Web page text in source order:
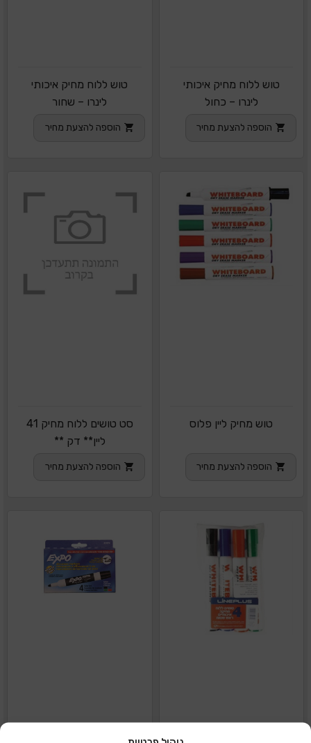
טוש ללוח מחיק איכותי
לינרו – כחול
הוספה להצעת מחיר
טוש ללוח מחיק איכותי
לינרו – שחור
הוספה להצעת מחיר
טוש מחיק ליין פלוס
הוספה להצעת מחיר
סט טושים ללוח מחיק 41
ליין** דק **
הוספה להצעת מחיר